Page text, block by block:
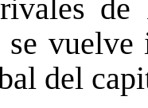
vuelve
del